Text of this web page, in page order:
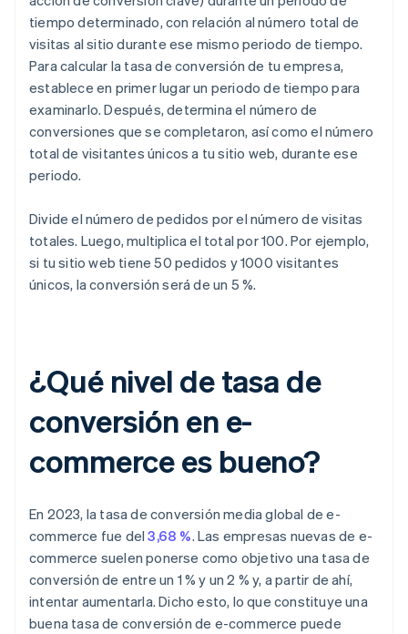
tiempo determinado, con relación al número total de
visitas al sitio durante ese mismo periodo de tiempo.
Para calcular la tasa de conversión de tu empresa,
establece en primer lugar un periodo de tiempo para
examinarlo. Después, determina el número de
conversiones que se completaron, así como el número
total de visitantes únicos a tu sitio web, durante ese
periodo.
Divide el número de pedidos por el número de visitas
totales. Luego, multiplica el total por 100. Por ejemplo,
si tu sitio web tiene 50 pedidos y 1000 visitantes
únicos, la conversión será de un 5 %.
¿Qué nivel de tasa de
conversión en e-
commerce es bueno?
En 2023, la tasa de conversión media global de e-
commerce fue del3,68 %. Las empresas nuevas de e-
commerce suelen ponerse como objetivo una tasa de
conversión de entre un 1 % y un 2 % y, a partir de ahí,
intentar aumentarla. Dicho esto, lo que constituye una
buena tasa de conversión de e-commerce puede